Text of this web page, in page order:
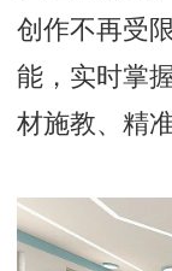
创作不再受
能，实时掌
材施教、精